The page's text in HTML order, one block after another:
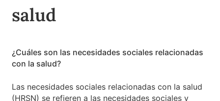
salud
¿Cuáles son las necesidades sociales relacionadas
con la salud?
Las necesidades sociales relacionadas con la salud
(HRSN) se refieren a las necesidades sociales y